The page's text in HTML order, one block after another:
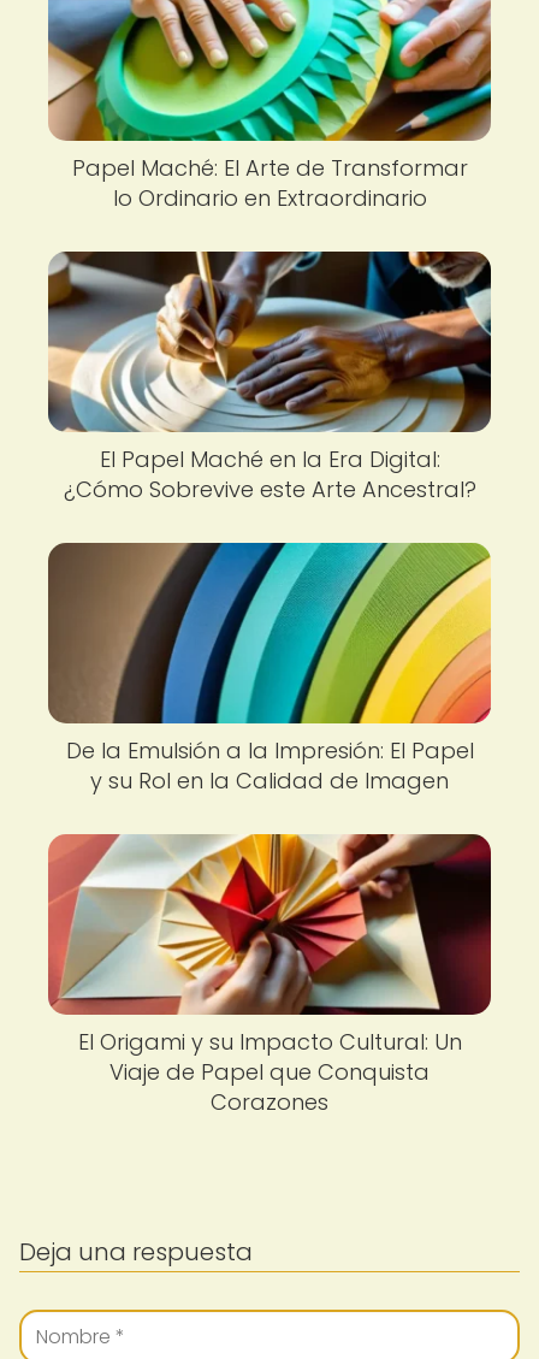
Papel Maché: El Arte de Transformar
lo Ordinario en Extraordinario
El Papel Maché en la Era Digital:
¿Cómo Sobrevive este Arte Ancestral?
De la Emulsión a la Impresión: El Papel
y su Rol en la Calidad de Imagen
El Origami y su Impacto Cultural: Un
Viaje de Papel que Conquista
Corazones
Deja una respuesta